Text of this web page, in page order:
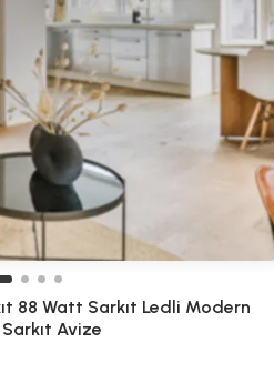
88 Watt Sarkıt Ledli Modern
Avize